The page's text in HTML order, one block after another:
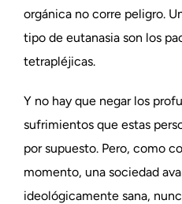
orgánica no corre peligro.
tipo de eutanasia son los
tetrapléjicas.
Y no hay que negar los
sufrimientos que estas
por supuesto. Pero, como
momento, una sociedad
ideológicamente sana,